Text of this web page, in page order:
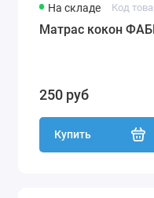
На складе Код
Матрас кокон
250 руб
Купить